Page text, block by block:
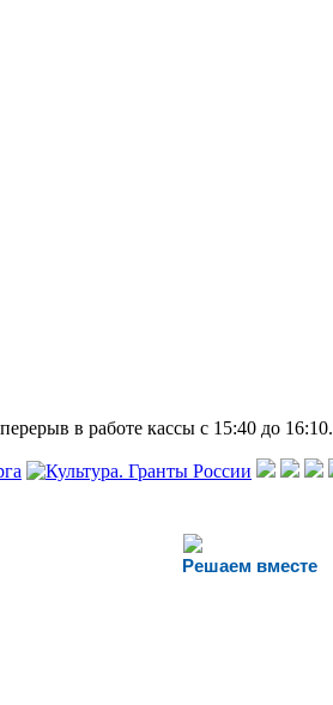
в работе кассы с 15:40 до 16:10.
Решаем вместе